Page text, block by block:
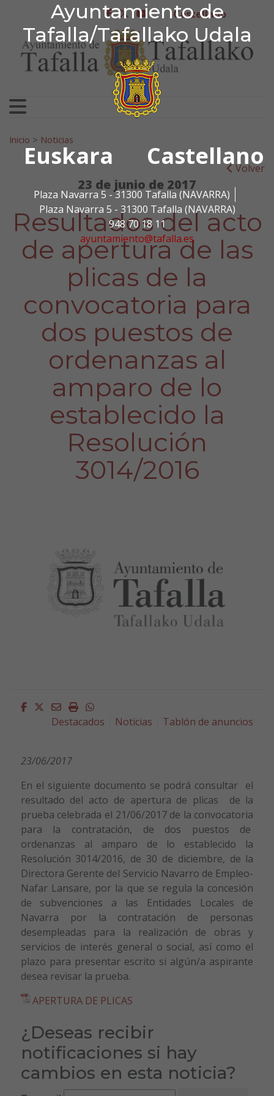
Ayuntamiento de
Tafalla/Tafallako Udala
Euskara Castellano
Plaza Navarra 5 - 31300 Tafalla (NAVARRA)
Plaza Navarra 5 - 31300 Tafalla (NAVARRA)
948 70 18 11
ayuntamiento@tafalla.es
Ir al contenido
Ayuntamiento de
facebook
twitter
youtubeCastellano
Search for:
Inicio > Noticias
Volver
23 de junio de 2017
Resultados del acto
de apertura de las
plicas de la
convocatoria para
dos puestos de
ordenanzas al
amparo de lo
establecido la
Resolución
3014/2016
Facebook
Twitter
EmailImprimirWhatsapp
Destacados
Noticias Tablón de anuncios
23/06/2017
En el siguiente documento se podrá consultar el
resultado del acto de apertura de plicas de la
prueba celebrada el 21/06/2017 de la convocatoria
para la contratación, de dos puestos de
ordenanzas al amparo de lo establecido la
Resolución 3014/2016, de 30 de diciembre, de la
Directora Gerente del Servicio Navarro de Empleo-
Nafar Lansare, por la que se regula la concesión
de subvenciones a las Entidades Locales de
Navarra por la contratación de personas
desempleadas para la realización de obras y
servicios de interés general o social, así como el
plazo para presentar escrito si algún/a aspirante
desea revisar la prueba.
APERTURA DE PLICAS
¿Deseas recibir
notificaciones si hay
cambios en esta noticia?